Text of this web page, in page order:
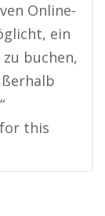
Online-
ein
buchen,
this